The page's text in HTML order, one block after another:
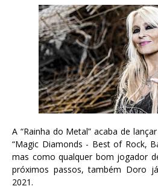
A “Rainha do Metal” acaba de
“Magic Diamonds - Best of Rock,
mas como qualquer bom jogador
próximos passos, também Doro
2021.